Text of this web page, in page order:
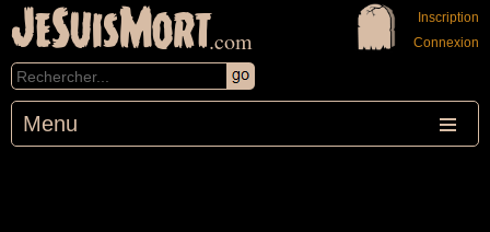
JeSuisMort.com
Menu
Inscription
Connexion